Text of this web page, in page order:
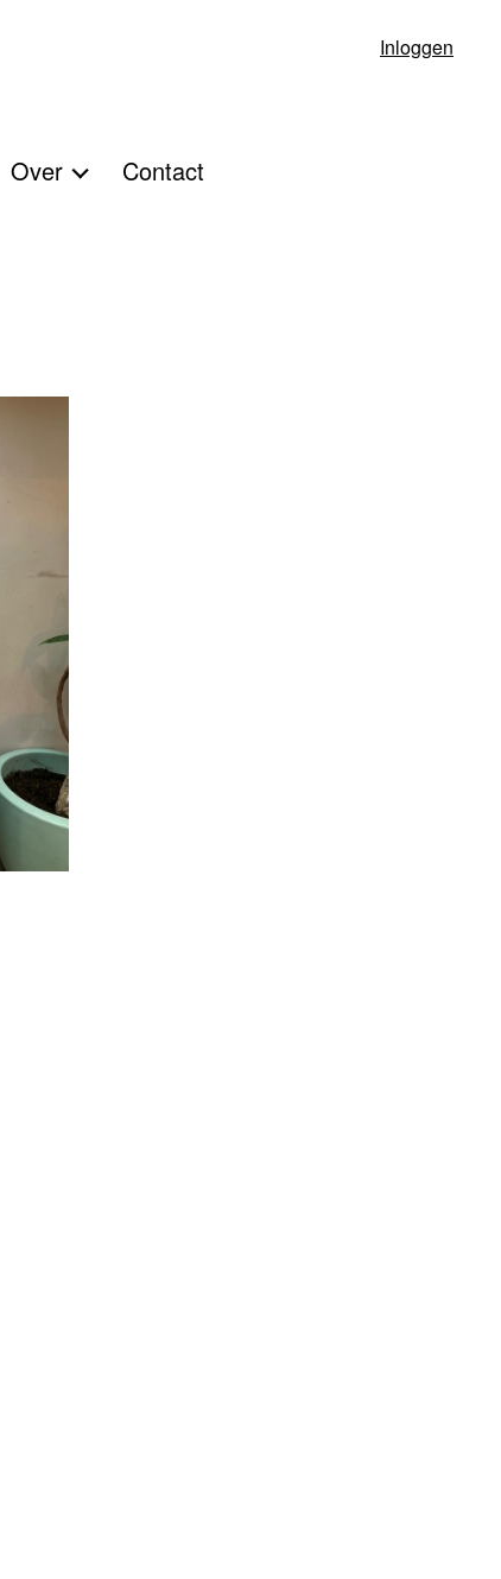
Inloggen
Over Contact